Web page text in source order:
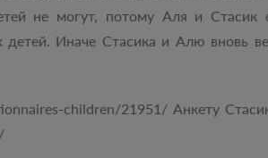
не могут, потому Аля и Стасик
Иначе Стасика и Алю вновь
children/21951/ Анкету